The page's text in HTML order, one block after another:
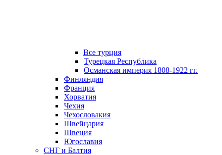
Все турция
Турецкая Республика
Османская империя 1808-1922 гг.
Финляндия
Франция
Хорватия
Чехия
Чехословакия
Швейцария
Швеция
Югославия
СНГ и Балтия